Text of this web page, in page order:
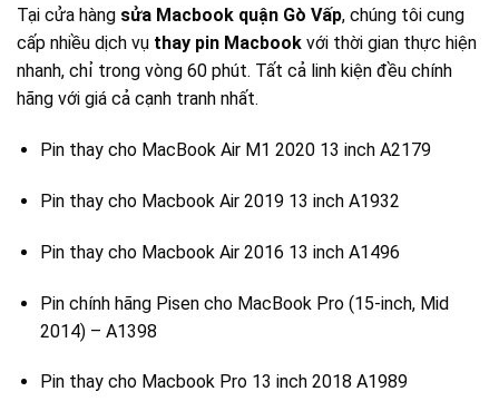
Tại cửa hàng sửa Macbook quận Gò Vấp, chúng tôi cung
cấp nhiều dịch vụ thay pin Macbook với thời gian thực hiện
nhanh, chỉ trong vòng 60 phút. Tất cả linh kiện đều chính
hãng với giá cả cạnh tranh nhất.
Pin thay cho MacBook Air M1 2020 13 inch A2179
Pin thay cho Macbook Air 2019 13 inch A1932
Pin thay cho Macbook Air 2016 13 inch A1496
Pin chính hãng Pisen cho MacBook Pro (15-inch, Mid
2014) – A1398
Pin thay cho Macbook Pro 13 inch 2018 A1989